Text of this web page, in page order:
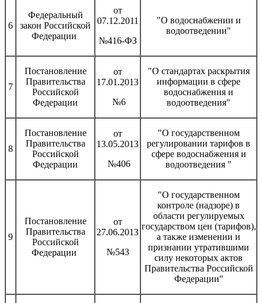
6
Федеральный
закон Российской
Федерации
от
07.12.2011
№416-ФЗ
"О водоснабжении и
водоотведении"
7
Постановление
Правительства
Российской
Федерации
от
17.01.2013
№6
"О стандартах раскрытия
информации в сфере
водоснабжения и
водоотведения"
8
Постановление
Правительства
Российской
Федерации
от
13.05.2013
№406
"О государственном
регулировании тарифов в
сфере водоснабжения и
водоотведения "
9
Постановление
Правительства
Российской
Федерации
от
27.06.2013
№543
"О государственном
контроле (надзоре) в
области регулируемых
государством цен (тарифов),
а также изменении и
признании утратившими
силу некоторых актов
Правительства Российской
Федерации"